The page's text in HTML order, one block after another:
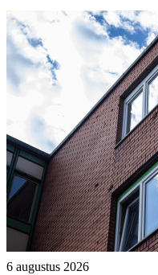
6 augustus 2026